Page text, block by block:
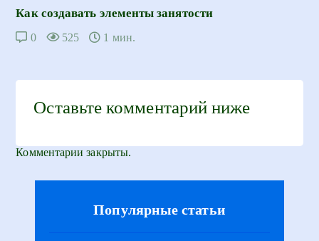
Как создавать элементы занятости
0 525 1 мин.
Оставьте комментарий ниже
Комментарии закрыты.
Популярные статьи